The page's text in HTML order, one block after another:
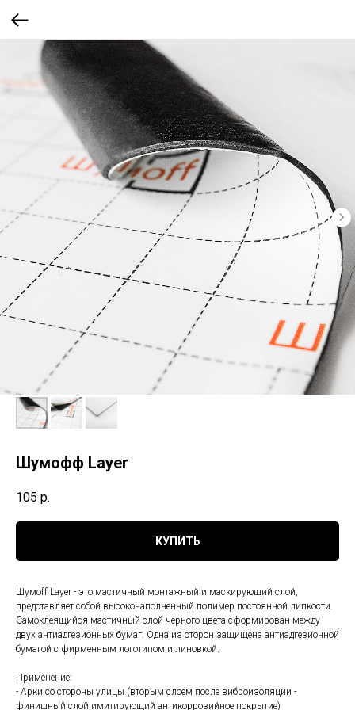
Шумофф Layer
105 р.
КУПИТЬ
Шумоff Layer - это мастичный монтажный и маскирующий слой,
представляет собой высоконаполненный полимер постоянной липкости.
Самоклеящийся мастичный слой черного цвета сформирован между
двух антиадгезионных бумаг. Одна из сторон защищена антиадгезионной
бумагой с фирменным логотипом и линовкой.
Применение:
- Арки со стороны улицы (вторым слоем после виброизоляции -
финишный слой имитирующий антикоррозийное покрытие)